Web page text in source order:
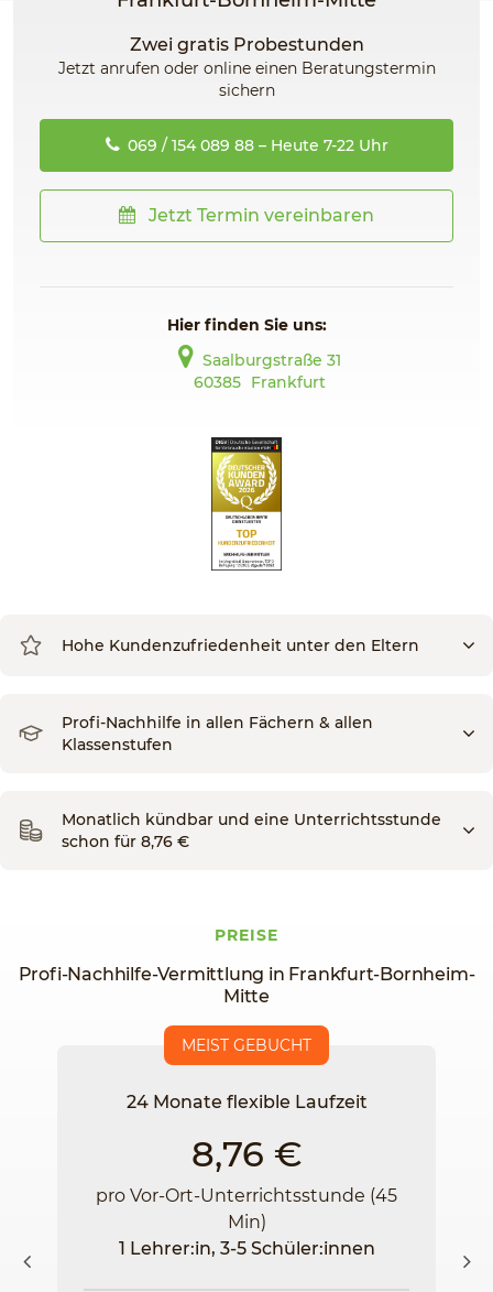
Zwei gratis Probestunden
Jetzt anrufen oder online einen Beratungstermin
sichern
069 / 154 089 88 – Heute 7-22 Uhr
Jetzt Termin vereinbaren
Hier finden Sie uns:
Saalburgstraße 31
60385 Frankfurt
Hohe Kundenzufriedenheit unter den Eltern
Profi-Nachhilfe in allen Fächern & allen
Klassenstufen
Monatlich kündbar und eine Unterrichtsstunde
schon für 8,76 €
PREISE
Profi-Nachhilfe-Vermittlung in Frankfurt-Bornheim-
Mitte
MEIST GEBUCHT
24 Monate flexible Laufzeit
8,76 €
pro Vor-Ort-Unterrichtsstunde (45
Min)
1 Lehrer:in, 3-5 Schüler:innen